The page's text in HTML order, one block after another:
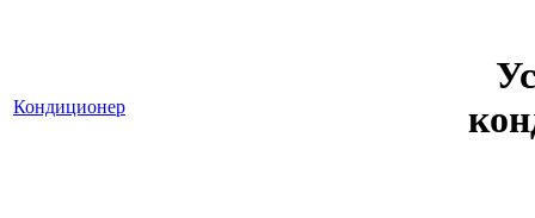
Кондиционер